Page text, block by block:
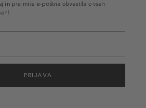
in prejmite e-poštna obvestila o vseh
PRIJAVA